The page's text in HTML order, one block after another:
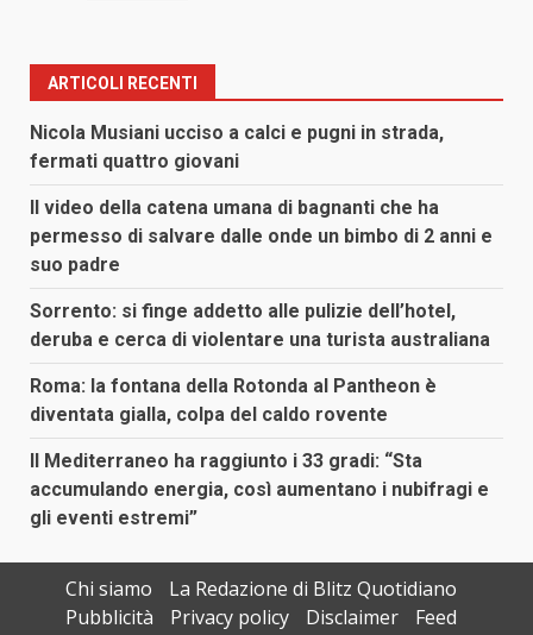
ARTICOLI RECENTI
Nicola Musiani ucciso a calci e pugni in strada,
fermati quattro giovani
Il video della catena umana di bagnanti che ha
permesso di salvare dalle onde un bimbo di 2 anni e
suo padre
Sorrento: si finge addetto alle pulizie dell’hotel,
deruba e cerca di violentare una turista australiana
Roma: la fontana della Rotonda al Pantheon è
diventata gialla, colpa del caldo rovente
Il Mediterraneo ha raggiunto i 33 gradi: “Sta
accumulando energia, così aumentano i nubifragi e
gli eventi estremi”
Chi siamo
La Redazione di Blitz Quotidiano
Pubblicità
Privacy policy Disclaimer Feed